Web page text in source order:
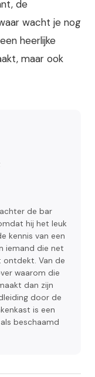
de
wacht je nog
heerlijke
maar ook
de bar
hij het leuk
kennis van een
iemand die net
ontdekt. Van de
waarom die
dan zijn
door de
is een
beschaamd